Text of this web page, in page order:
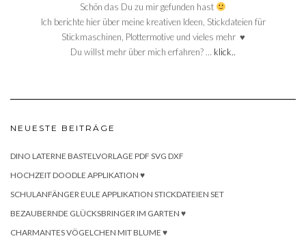
Schön das Du zu mir gefunden hast
Ich berichte hier über meine kreativen Ideen, Stickdateien für
Stickmaschinen, Plottermotive und vieles mehr ♥
Du willst mehr über mich erfahren? … klick..
NEUESTE BEITRÄGE
DINO LATERNE BASTELVORLAGE PDF SVG DXF
HOCHZEIT DOODLE APPLIKATION ♥
SCHULANFÄNGER EULE APPLIKATION STICKDATEIEN SET
BEZAUBERNDE GLÜCKSBRINGER IM GARTEN ♥
CHARMANTES VÖGELCHEN MIT BLUME ♥